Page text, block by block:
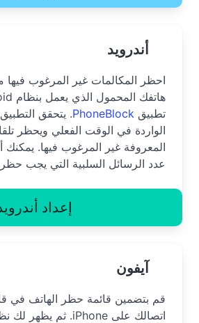
أندرويد
احظر المكالمات غير المرغوب فيها
تطبيق PhoneBlock. يتحقق
الواردة في الوقت الفعلي ويحظر
المعروفة غير المرغوب فيها.
عدد الرسائل السلبية التي يجب
إعداد
آيفون
قم بتضمين قائمة حظر الهاتف في